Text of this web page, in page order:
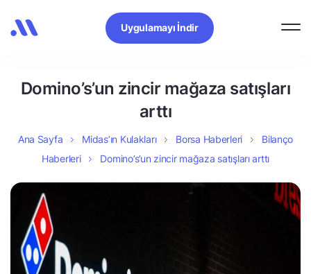
Uygulamayı İndir
Domino’s’un zincir mağaza satışları
arttı
Ana Sayfa Midas’ın Kulakları Borsa Haberleri
Bilanço
Haberleri
Domino’s’un zincir mağaza satışları arttı